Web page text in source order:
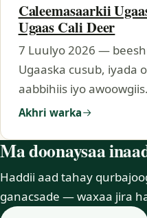
Caleemasaarkii
Ugaas Cali Deer
7 Luulyo 2026 —
Ugaaska cusub, iyada
aabbihiis iyo awoowgiis.
Akhri warka
Ma doonaysaa
Haddii aad tahay
ganacsade — waxaa jira